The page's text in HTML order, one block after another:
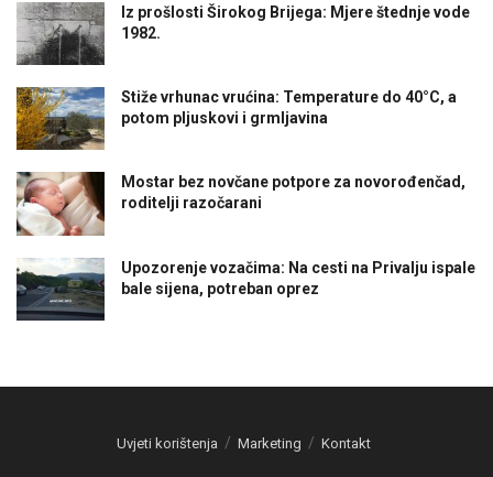
Iz prošlosti Širokog Brijega: Mjere štednje vode
1982.
Stiže vrhunac vrućina: Temperature do 40°C, a
potom pljuskovi i grmljavina
Mostar bez novčane potpore za novorođenčad,
roditelji razočarani
Upozorenje vozačima: Na cesti na Privalju ispale
bale sijena, potreban oprez
Uvjeti korištenja Marketing Kontakt